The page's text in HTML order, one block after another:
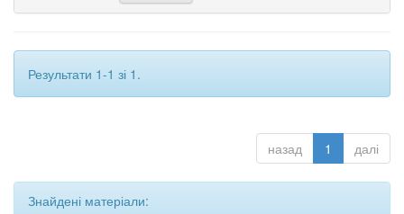
Результати 1-1 зі 1.
назад 1 далі
Знайдені матеріали: